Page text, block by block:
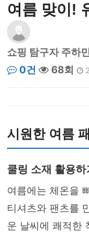
여름 맞이!
쇼핑 탐구자 주하민
0건
68회
시원한 여름
쿨링 소재 활용하
여름에는 체온을
티셔츠와 팬츠를
운 날씨에 쾌적한